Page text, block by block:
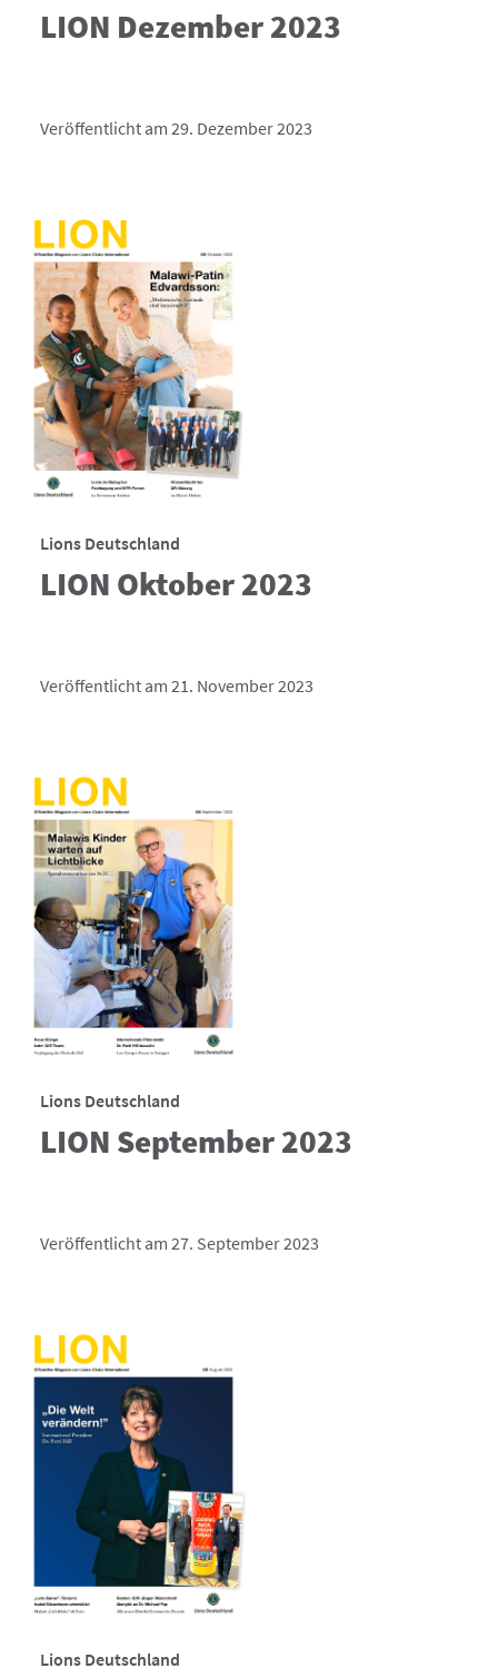
LION Dezember 2023
Veröffentlicht am 29. Dezember 2023
Lions Deutschland
LION Oktober 2023
Veröffentlicht am 21. November 2023
Lions Deutschland
LION September 2023
Veröffentlicht am 27. September 2023
Lions Deutschland